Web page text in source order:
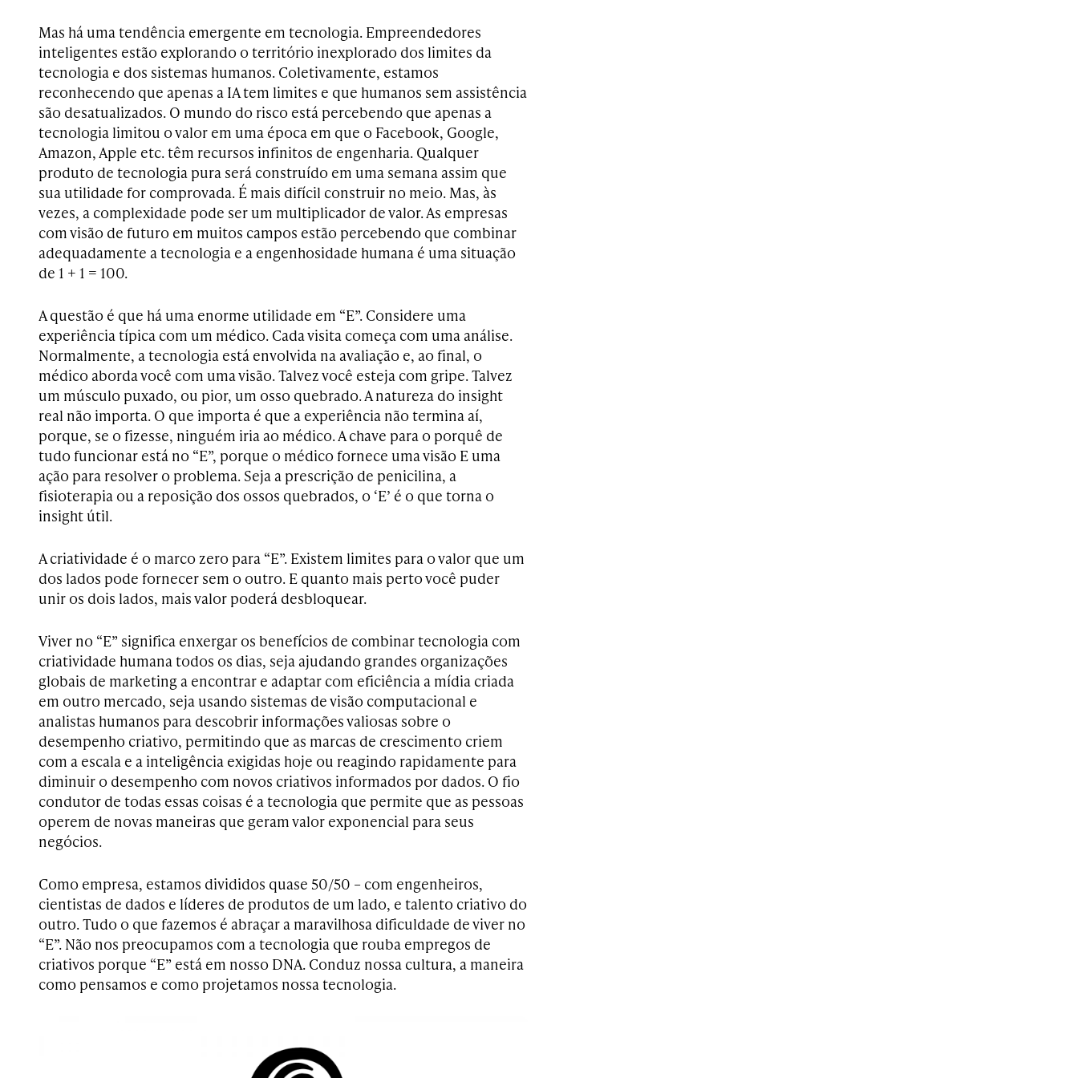
Mas há uma tendência emergente em tecnologia. Empreendedores
inteligentes estão explorando o território inexplorado dos limites da
tecnologia e dos sistemas humanos. Coletivamente, estamos
reconhecendo que apenas a IA tem limites e que humanos sem assistência
são desatualizados. O mundo do risco está percebendo que apenas a
tecnologia limitou o valor em uma época em que o Facebook, Google,
Amazon, Apple etc. têm recursos infinitos de engenharia. Qualquer
produto de tecnologia pura será construído em uma semana assim que
sua utilidade for comprovada. É mais difícil construir no meio. Mas, às
vezes, a complexidade pode ser um multiplicador de valor. As empresas
com visão de futuro em muitos campos estão percebendo que combinar
adequadamente a tecnologia e a engenhosidade humana é uma situação
de 1 + 1 = 100.
A questão é que há uma enorme utilidade em “E”. Considere uma
experiência típica com um médico. Cada visita começa com uma análise.
Normalmente, a tecnologia está envolvida na avaliação e, ao final, o
médico aborda você com uma visão. Talvez você esteja com gripe. Talvez
um músculo puxado, ou pior, um osso quebrado. A natureza do insight
real não importa. O que importa é que a experiência não termina aí,
porque, se o fizesse, ninguém iria ao médico. A chave para o porquê de
tudo funcionar está no “E”, porque o médico fornece uma visão E uma
ação para resolver o problema. Seja a prescrição de penicilina, a
fisioterapia ou a reposição dos ossos quebrados, o ‘E’ é o que torna o
insight útil.
A criatividade é o marco zero para “E”. Existem limites para o valor que um
dos lados pode fornecer sem o outro. E quanto mais perto você puder
unir os dois lados, mais valor poderá desbloquear.
Viver no “E” significa enxergar os benefícios de combinar tecnologia com
criatividade humana todos os dias, seja ajudando grandes organizações
globais de marketing a encontrar e adaptar com eficiência a mídia criada
em outro mercado, seja usando sistemas de visão computacional e
analistas humanos para descobrir informações valiosas sobre o
desempenho criativo, permitindo que as marcas de crescimento criem
com a escala e a inteligência exigidas hoje ou reagindo rapidamente para
diminuir o desempenho com novos criativos informados por dados. O fio
condutor de todas essas coisas é a tecnologia que permite que as pessoas
operem de novas maneiras que geram valor exponencial para seus
negócios.
Como empresa, estamos divididos quase 50/50 – com engenheiros,
cientistas de dados e líderes de produtos de um lado, e talento criativo do
outro. Tudo o que fazemos é abraçar a maravilhosa dificuldade de viver no
“E”. Não nos preocupamos com a tecnologia que rouba empregos de
criativos porque “E” está em nosso DNA. Conduz nossa cultura, a maneira
como pensamos e como projetamos nossa tecnologia.